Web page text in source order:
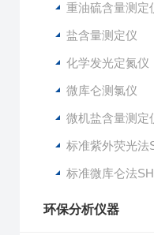
重油硫含量测定
盐含量测定仪
化学发光定氮仪
微库仑测氯仪
微机盐含量测定
标准紫外荧光法
标准微库仑法
环保分析仪器